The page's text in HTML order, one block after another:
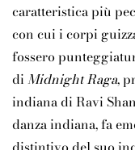
caratteristica più
con cui i corpi
fossero
di Midnight Raga,
indiana di Ravi
danza indiana, fa